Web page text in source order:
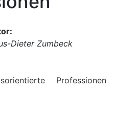
Dieter Zumbeck
Professionen